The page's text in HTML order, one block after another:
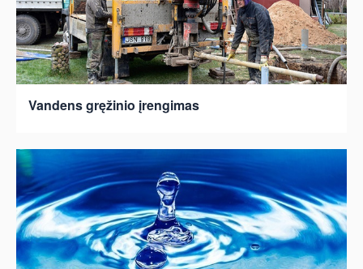
Vandens gręžinio įrengimas